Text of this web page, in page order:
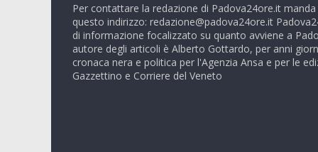
Per contattare la redazione di Padova24ore.it
questo indirizzo: redazione@padova24ore.it
di informazione focalizzato su quanto avviene a
autore degli articoli è Alberto Gottardo, per anni
cronaca nera e politica per l'Agenzia Ansa e per le
Gazzettino e Corriere del Veneto